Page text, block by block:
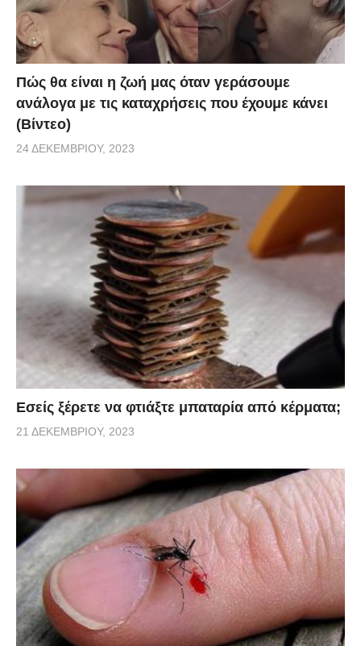
Πώς θα είναι η ζωή μας όταν γεράσουμε
ανάλογα με τις καταχρήσεις που έχουμε κάνει
(Βίντεο)
24 ΔΕΚΕΜΒΡΊΟΥ, 2023
Εσείς ξέρετε να φτιάξτε μπαταρία από κέρματα;
21 ΔΕΚΕΜΒΡΊΟΥ, 2023